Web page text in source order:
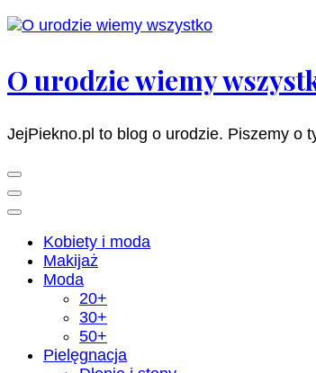
O urodzie wiemy
JejPiekno.pl to blog o urodzie. Piszemy o
Kobiety i moda
Makijaż
Moda
20+
30+
50+
Pielęgnacja